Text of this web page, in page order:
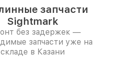
запчасти
Sightmark
без задержек —
запчасти уже на
складе в Казани